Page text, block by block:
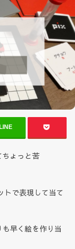
LINE
ちょっと苦
トで表現して当て
早く絵を作り当